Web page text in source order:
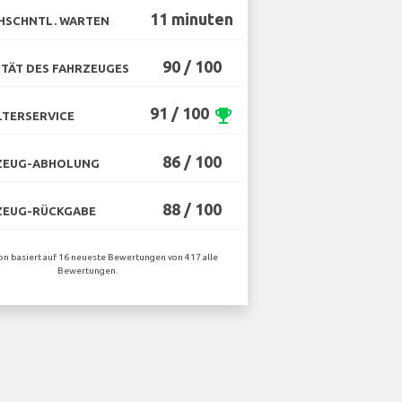
WARTEN 11 minuten
DES FAHRZEUGES 90 / 100
91 / 100 emoji_events
ABHOLUNG 86 / 100
RÜCKGABE 88 / 100
basiert auf 16 neueste Bewertungen von 417 alle
Bewertungen.